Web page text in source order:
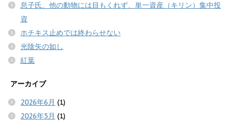
息子氏、他の動物には目もくれず、単一資産（キリン）集中投
資
ホチキス止めでは終わらせない
光陰矢の如し
紅葉
アーカイブ
2026年6月 (1)
2026年5月 (1)